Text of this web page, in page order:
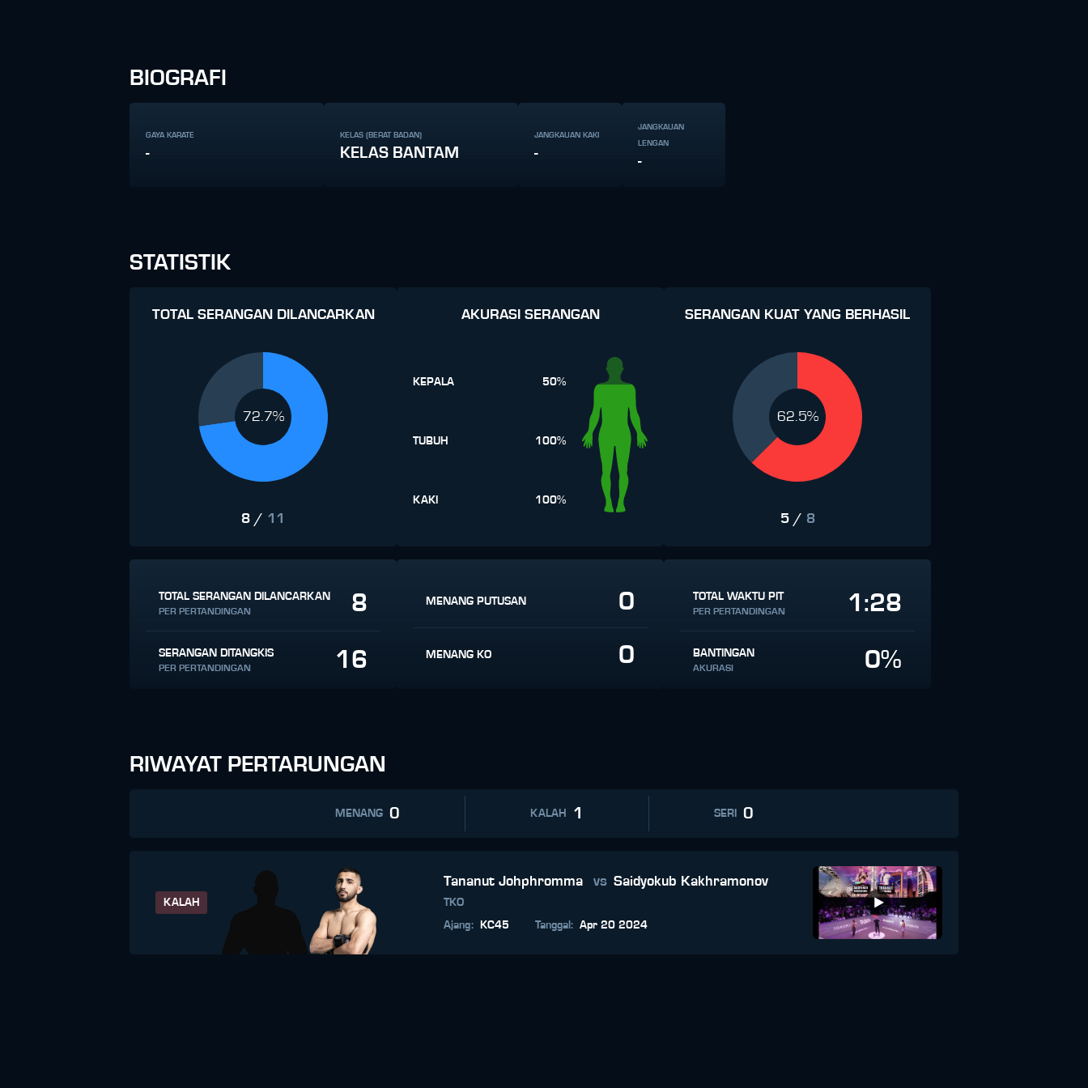
BIOGRAFI
GAYA KARATE
-
KELAS (BERAT BADAN)
KELAS BANTAM
JANGKAUAN KAKI
-
JANGKAUAN
LENGAN
-
STATISTIK
TOTAL SERANGAN DILANCARKAN
72.7%
8 / 11
AKURASI SERANGAN
KEPALA 50%
TUBUH 100%
KAKI 100%
SERANGAN KUAT YANG BERHASIL
62.5%
5/ 8
TOTAL SERANGAN DILANCARKAN
PER PERTANDINGAN 8
SERANGAN DITANGKIS
PER PERTANDINGAN 16
MENANG PUTUSAN 0
MENANG KO 0
TOTAL WAKTU PIT
PER PERTANDINGAN 1:28
BANTINGAN
AKURASI 0%
RIWAYAT PERTARUNGAN
MENANG 0 KALAH 1 SERI 0
KALAH
Tananut Johphromma vs Saidyokub Kakhramonov
TKO
Ajang: KC45 Tanggal : Apr 20 2024